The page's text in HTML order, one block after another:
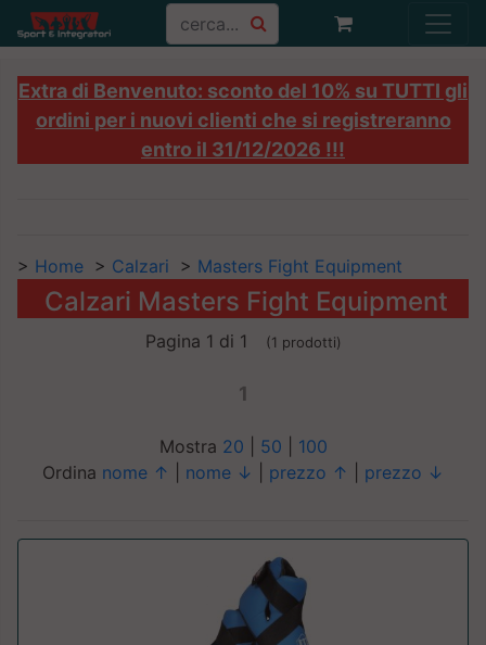
Extra di Benvenuto: sconto del 10% su TUTTI gli
ordini per i nuovi clienti che si registreranno
entro il 31/12/2026 !!!
> Home > Calzari > Masters Fight Equipment
Calzari Masters Fight Equipment
Pagina 1 di 1 (1 prodotti)
1
Mostra 20 50
100
Ordina nome ↑ nome ↓ prezzo ↑ prezzo ↓